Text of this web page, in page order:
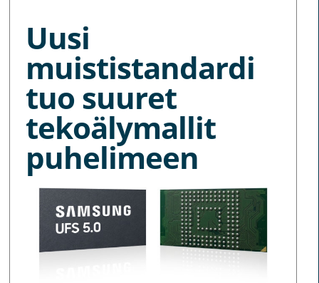
Uusi
muististandardi
tuo suuret
tekoälymallit
puhelimeen